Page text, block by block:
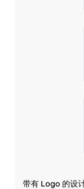
带有 Logo 的设